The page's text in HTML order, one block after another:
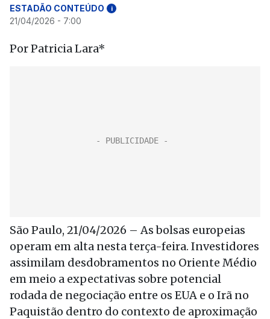
ESTADÃO CONTEÚDO i
21/04/2026 - 7:00
Por Patricia Lara*
São Paulo, 21/04/2026 – As bolsas europeias
operam em alta nesta terça-feira. Investidores
assimilam desdobramentos no Oriente Médio
em meio a expectativas sobre potencial
rodada de negociação entre os EUA e o Irã no
Paquistão dentro do contexto de aproximação